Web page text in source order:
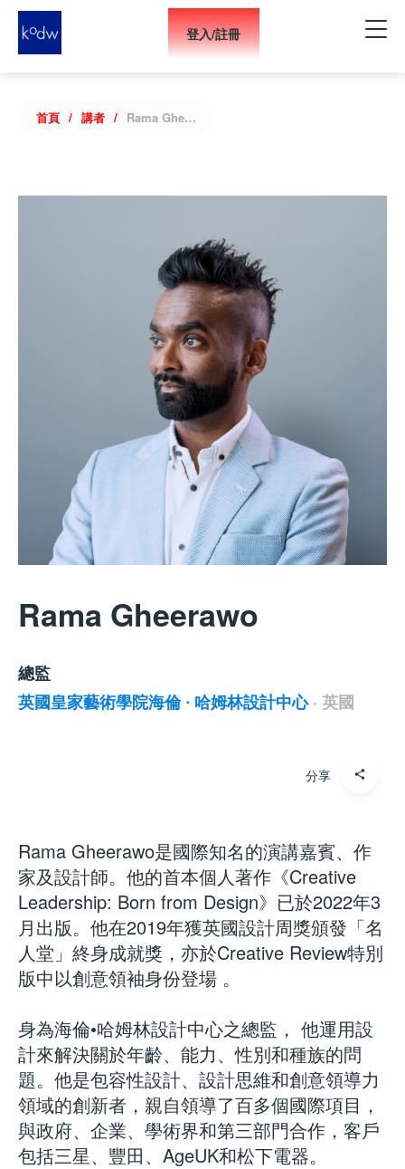
登入/註冊
首頁 講者 Rama Gheerawo
Rama Gheerawo
總監
英國皇家藝術學院海倫 ∙ 哈姆林設計中心 · 英國
分享
Rama Gheerawo是國際知名的演講嘉賓、作
家及設計師。他的首本個人著作《Creative
Leadership: Born from Design》已於2022年3
月出版。他在2019年獲英國設計周獎頒發「名
人堂」終身成就獎，亦於Creative Review特別
版中以創意領袖身份登場 。
身為海倫•哈姆林設計中心之總監， 他運用設
計來解決關於年齡、能力、性別和種族的問
題。他是包容性設計、設計思維和創意領導力
領域的創新者，親自領導了百多個國際項目，
與政府、企業、學術界和第三部門合作，客戶
包括三星、豐田、AgeUK和松下電器。